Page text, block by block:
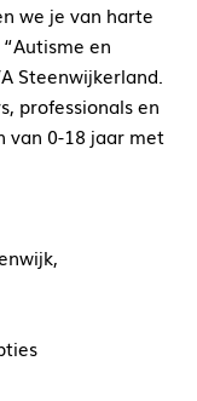
we je van harte
en
Steenwijkerland.
professionals en
van 0-18 jaar met